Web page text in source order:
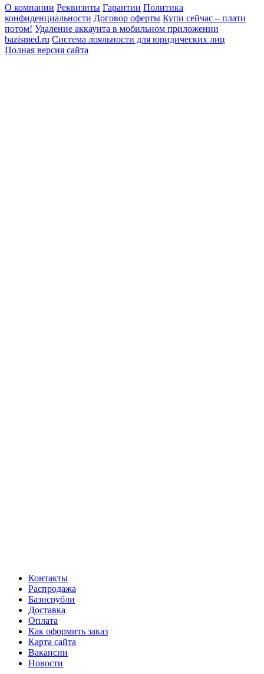
О компании Реквизиты Гарантии Политика
конфиденциальности Договор оферты Купи сейчас – плати
потом! Удаление аккаунта в мобильном приложении
bazismed.ru Система лояльности для юридических лиц
Полная версия сайта
Контакты
Распродажа
Базисрубли
Доставка
Оплата
Как оформить заказ
Карта сайта
Вакансии
Новости